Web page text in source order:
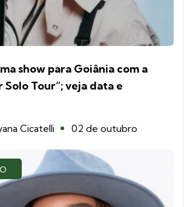
show para Goiânia com a
Solo Tour”; veja data e
Cicatelli 02 de outubro